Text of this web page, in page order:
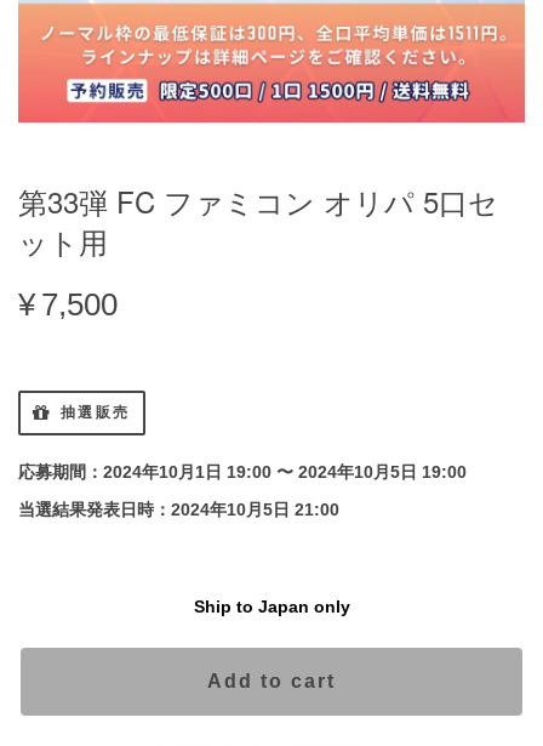
第33弾 FC ファミコン オリパ 5口セ
ット用
¥7,500
抽選販売
応募期間：2024年10月1日 19:00 〜 2024年10月5日 19:00
当選結果発表日時：2024年10月5日 21:00
Ship to Japan only
Add to cart